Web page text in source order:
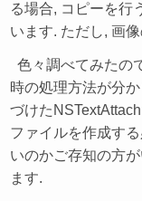
る場合, コピーを行
います. ただし, 画
色々調べてみたの
時の処理方法が分
づけた
ファイルを作成す
いのかご存知の方
ます.